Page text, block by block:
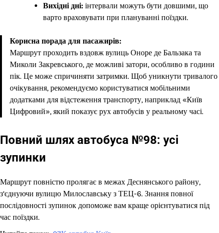
Вихідні дні: інтервали можуть бути довшими, що
варто враховувати при плануванні поїздки.
Корисна порада для пасажирів:
Маршрут проходить вздовж вулиць Оноре де Бальзака та
Миколи Закревського, де можливі затори, особливо в години
пік. Це може спричиняти затримки. Щоб уникнути тривалого
очікування, рекомендуємо користуватися мобільними
додатками для відстеження транспорту, наприклад «Київ
Цифровий», який показує рух автобусів у реальному часі.
Повний шлях автобуса №98: усі
зупинки
Маршрут повністю пролягає в межах Деснянського району,
з’єднуючи вулицю Милославську з ТЕЦ-6. Знання повної
послідовності зупинок допоможе вам краще орієнтуватися під
час поїздки.